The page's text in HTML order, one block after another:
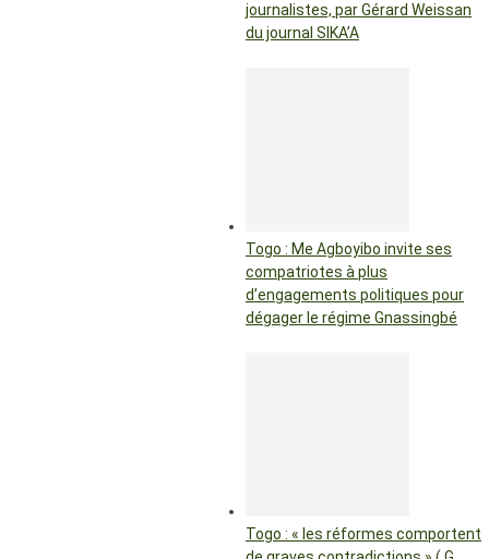
journalistes, par Gérard Weissan
du journal SIKA’A
Togo : Me Agboyibo invite ses
compatriotes à plus
d’engagements politiques pour
dégager le régime Gnassingbé
Togo : « les réformes comportent